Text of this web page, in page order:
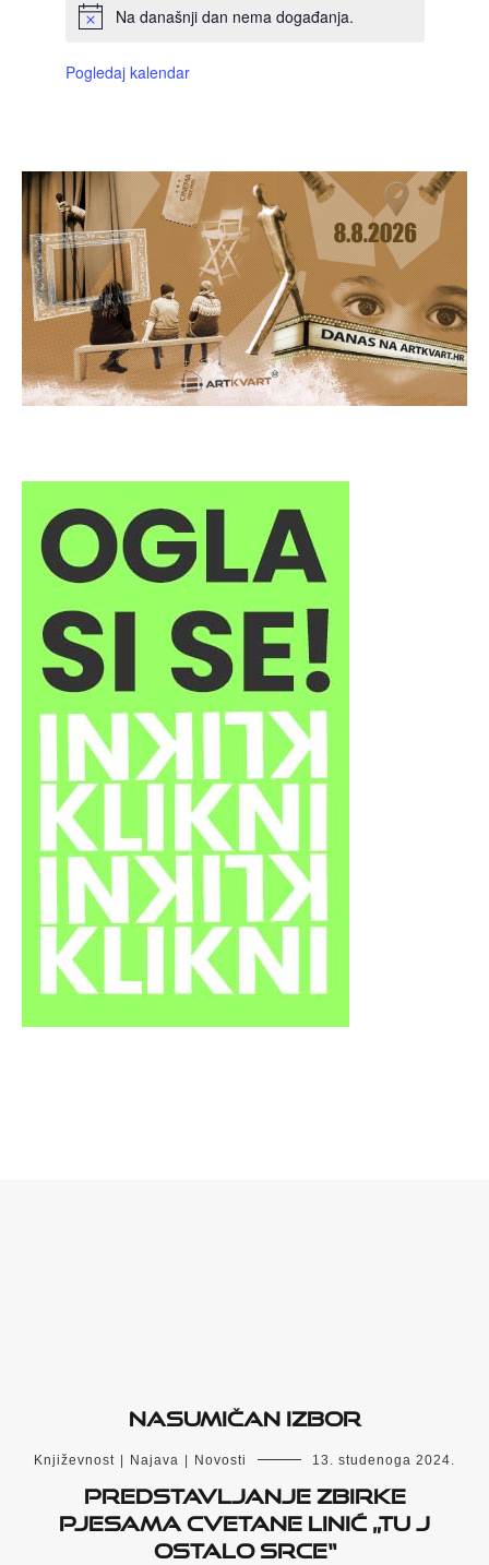
Na današnji dan nema događanja.
Pogledaj kalendar
Nasumičan izbor
Književnost Najava Novosti 13. studenoga 2024.
Predstavljanje zbirke
pjesama Cvetane Linić „Tu j
ostalo srce“